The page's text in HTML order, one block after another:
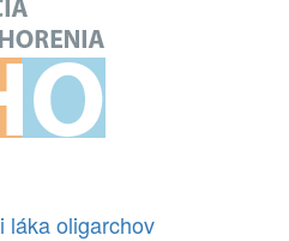
láka oligarchov